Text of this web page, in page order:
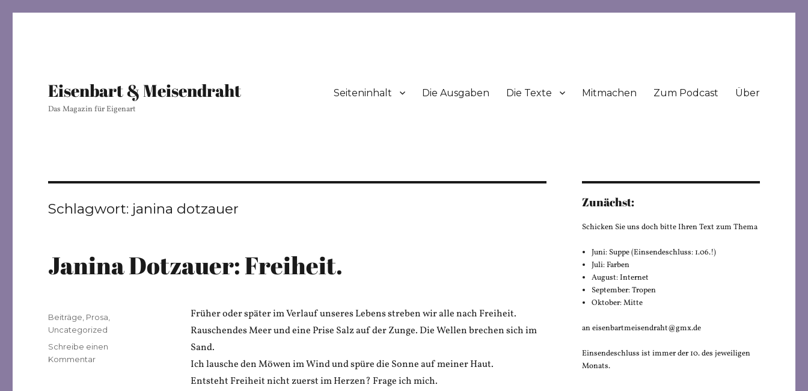
Eisenbart & Meisendraht
Das Magazin für Eigenart
Seiteninhalt Die Ausgaben Die Texte Mitmachen Zum Podcast Über
Schlagwort: janina dotzauer
Janina Dotzauer: Freiheit.
Früher oder später im Verlauf unseres Lebens streben wir alle nach Freiheit.
Rauschendes Meer und eine Prise Salz auf der Zunge. Die Wellen brechen sich im
Sand.
Ich lausche den Möwen im Wind und spüre die Sonne auf meiner Haut.
Entsteht Freiheit nicht zuerst im Herzen? Frage ich mich.
Veröffentlicht
am
Kategorien
Beiträge Prosa
Uncategorized
Schreibe einen
Kommentarzu
Zunächst:
Schicken Sie uns doch bitte Ihren Text zum Thema
Juni: Suppe (Einsendeschluss: 1.06.!)
Juli: Farben
August: Internet
September: Tropen
Oktober: Mitte
an eisenbartmeisendraht@gmx.de
Einsendeschluss ist immer der 10. des jeweiligen
Monats.